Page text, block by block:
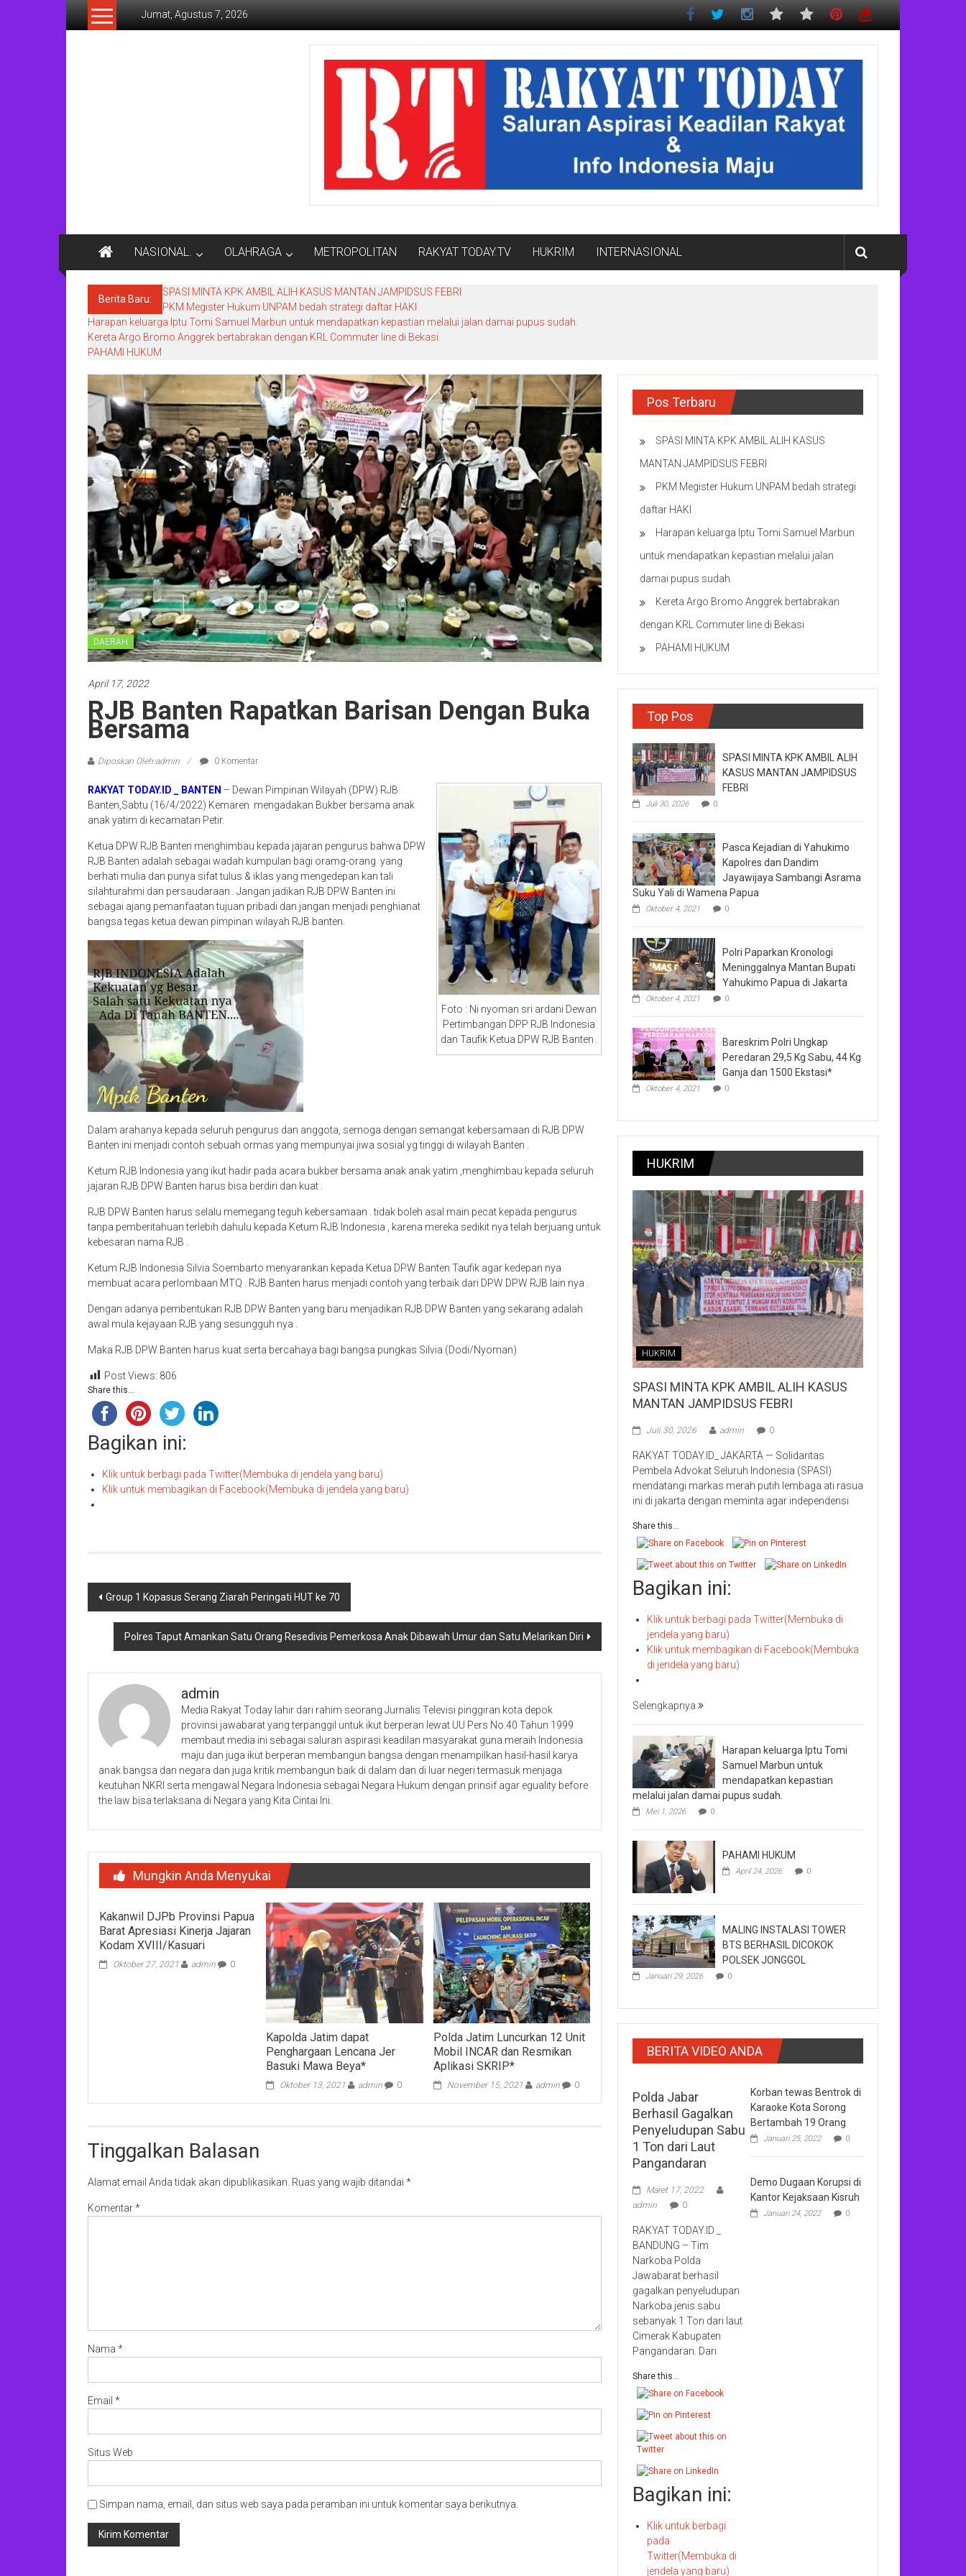
Lompat
Jumat, Agustus 7, 2026
NASIONAL. OLAHRAGA METROPOLITAN RAKYAT TODAY.TV HUKRIM INTERNASIONAL
Berita Baru:
SPASI MINTA KPK AMBIL ALIH KASUS MANTAN JAMPIDSUS FEBRI
PKM Megister Hukum UNPAM bedah strategi daftar HAKI
Harapan keluarga Iptu Tomi Samuel Marbun untuk mendapatkan kepastian melalui jalan damai pupus sudah.
Kereta Argo Bromo Anggrek bertabrakan dengan KRL Commuter line di Bekasi
PAHAMI HUKUM
DAERAH
April 17, 2022
RJB Banten Rapatkan Barisan Dengan Buka
Bersama
Diposkan Oleh:admin 0 Komentar
Foto : Ni nyoman sri ardani Dewan
Pertimbangan DPP RJB Indonesia
dan Taufik Ketua DPW RJB Banten .
RAKYAT TODAY.ID _ BANTEN – Dewan Pimpinan Wilayah (DPW) RJB
Banten,Sabtu (16/4/2022) Kemaren mengadakan Bukber bersama anak
anak yatim di kecamatan Petir.
Ketua DPW RJB Banten menghimbau kepada jajaran pengurus bahwa DPW
RJB Banten adalah sebagai wadah kumpulan bagi oramg-orang yang
berhati mulia dan punya sifat tulus & iklas yang mengedepan kan tali
silahturahmi dan persaudaraan . Jangan jadikan RJB DPW Banten ini
sebagai ajang pemanfaatan tujuan pribadi dan jangan menjadi penghianat
bangsa tegas ketua dewan pimpinan wilayah RJB banten.
Dalam arahanya kepada seluruh pengurus dan anggota, semoga dengan semangat kebersamaan di RJB DPW
Banten ini menjadi contoh sebuah ormas yang mempunyai jiwa sosial yg tinggi di wilayah Banten .
Ketum RJB Indonesia yang ikut hadir pada acara bukber bersama anak anak yatim ,menghimbau kepada seluruh
jajaran RJB DPW Banten harus bisa berdiri dan kuat .
RJB DPW Banten harus selalu memegang teguh kebersamaan . tidak boleh asal main pecat kepada pengurus
tanpa pemberitahuan terlebih dahulu kepada Ketum RJB Indonesia , karena mereka sedikit nya telah berjuang untuk
kebesaran nama RJB .
Ketum RJB Indonesia Silvia Soembarto menyarankan kepada Ketua DPW Banten Taufik agar kedepan nya
membuat acara perlombaan MTQ . RJB Banten harus menjadi contoh yang terbaik dari DPW DPW RJB lain nya .
Dengan adanya pembentukan RJB DPW Banten yang baru menjadikan RJB DPW Banten yang sekarang adalah
awal mula kejayaan RJB yang sesungguh nya .
Maka RJB DPW Banten harus kuat serta bercahaya bagi bangsa pungkas Silvia.(Dodi/Nyoman)
Post Views: 806
Share this...
Bagikan ini:
Klik untuk berbagi pada Twitter(Membuka di jendela yang baru)
Klik untuk membagikan di Facebook(Membuka di jendela yang baru)
Navigasi
pos
Group 1 Kopasus Serang Ziarah Peringati HUT ke 70
Polres Taput Amankan Satu Orang Resedivis Pemerkosa Anak Dibawah Umur dan Satu Melarikan Diri
admin
Media Rakyat Today lahir dari rahim seorang Jurnalis Televisi pinggiran kota depok
provinsi jawabarat yang terpanggil untuk ikut berperan lewat UU Pers No.40 Tahun 1999
membaut media ini sebagai saluran aspirasi keadilan masyarakat guna meraih Indonesia
maju dan juga ikut berperan membangun bangsa dengan menampilkan hasil-hasil karya
anak bangsa dan negara dan juga kritik membangun baik di dalam dan di luar negeri termasuk menjaga
keutuhan NKRI serta mengawal Negara Indonesia sebagai Negara Hukum dengan prinsif agar eguality before
the law bisa terlaksana di Negara yang Kita Cintai Ini.
Mungkin Anda Menyukai
Kakanwil DJPb Provinsi Papua
Barat Apresiasi Kinerja Jajaran
Kodam XVIII/Kasuari
Oktober 27, 2021 admin 0
Kapolda Jatim dapat
Penghargaan Lencana Jer
Basuki Mawa Beya*
Oktober 13, 2021 admin 0
Polda Jatim Luncurkan 12 Unit
Mobil INCAR dan Resmikan
Aplikasi SKRIP*
November 15, 2021 admin 0
Tinggalkan Balasan
Alamat email Anda tidak akan dipublikasikan. Ruas yang wajib ditandai *
Komentar*
Nama *
Email *
Situs Web
Simpan nama, email, dan situs web saya pada peramban ini untuk komentar saya berikutnya.
Pos Terbaru
SPASI MINTA KPK AMBIL ALIH KASUS
MANTAN JAMPIDSUS FEBRI
PKM Megister Hukum UNPAM bedah strategi
daftar HAKI
Harapan keluarga Iptu Tomi Samuel Marbun
untuk mendapatkan kepastian melalui jalan
damai pupus sudah.
Kereta Argo Bromo Anggrek bertabrakan
dengan KRL Commuter line di Bekasi
PAHAMI HUKUM
Top Pos
SPASI MINTA KPK AMBIL ALIH
KASUS MANTAN JAMPIDSUS
FEBRI
Juli 30, 2026 0
Pasca Kejadian di Yahukimo
Kapolres dan Dandim
Jayawijaya Sambangi Asrama
Suku Yali di Wamena Papua
Oktober 4, 2021 0
Polri Paparkan Kronologi
Meninggalnya Mantan Bupati
Yahukimo Papua di Jakarta
Oktober 4, 2021 0
Bareskrim Polri Ungkap
Peredaran 29,5 Kg Sabu, 44 Kg
Ganja dan 1500 Ekstasi*
Oktober 4, 2021 0
HUKRIM
HUKRIM
SPASI MINTA KPK AMBIL ALIH KASUS
MANTAN JAMPIDSUS FEBRI
Juli 30, 2026 admin 0
RAKYAT TODAY.ID_ JAKARTA — Solidaritas
Pembela Advokat Seluruh Indonesia (SPASI)
mendatangi markas merah putih lembaga ati rasua
ini di jakarta dengan meminta agar independensi
Share this...
Bagikan ini:
Klik untuk berbagi pada Twitter(Membuka di
jendela yang baru)
Klik untuk membagikan di Facebook(Membuka
di jendela yang baru)
Selengkapnya
Harapan keluarga Iptu Tomi
Samuel Marbun untuk
mendapatkan kepastian
melalui jalan damai pupus sudah.
Mei 1, 2026 0
PAHAMI HUKUM
April 24, 2026 0
MALING INSTALASI TOWER
BTS BERHASIL DICOKOK
POLSEK JONGGOL
Januari 29, 2026 0
BERITA VIDEO ANDA
Polda Jabar
Berhasil Gagalkan
Penyeludupan Sabu
1 Ton dari Laut
Pangandaran
Maret 17, 2022
admin
0
RAKYAT TODAY.ID _
BANDUNG – Tim
Narkoba Polda
Jawabarat berhasil
gagalkan penyeludupan
Narkoba jenis sabu
sebanyak 1 Ton dari laut
Cimerak Kabupaten
Pangandaran. Dari
Share this...
Bagikan ini:
Klik untuk berbagi
pada
Twitter(Membuka di
jendela yang baru)
Korban tewas Bentrok di
Karaoke Kota Sorong
Bertambah 19 Orang
Januari 25, 2022 0
Demo Dugaan Korupsi di
Kantor Kejaksaan Kisruh
Januari 24, 2022 0